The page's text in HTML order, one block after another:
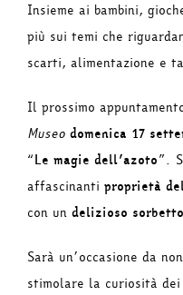
Insieme ai bambini,
più sui temi che
scarti, alimentazione e
Il prossimo
Museo domenica 17
“Le magie dell’azoto”.
affascinanti proprietà
con un delizioso sorbetto
Sarà un’occasione da
stimolare la curiosità